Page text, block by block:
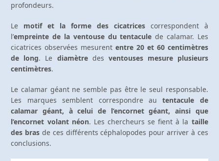
profondeurs.
Le motif et la forme des cicatricescorrespondent à
l’empreinte de la ventouse du tentacule de calamar. Les
cicatrices observées mesurententre 20 et 60 centimètres
de long. Le diamètredes ventouses mesure plusieurs
centimètres.
Le calamar géant ne semble pas être le seul responsable.
Les marques semblent correspondre autentacule de
calamar géant, à celui de l’encornet géant, ainsi que
l’encornet volant néon. Les chercheurs se fient à la taille
des brasde ces différents céphalopodes pour arriver à ces
conclusions.